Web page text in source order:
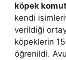
köpek
kendi
verildiği
köpeklerin
öğrenildi.